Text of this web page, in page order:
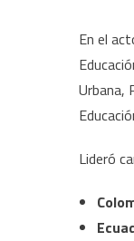
En el
Urbana,
Lideró